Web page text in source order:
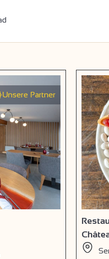
Unsere Partner